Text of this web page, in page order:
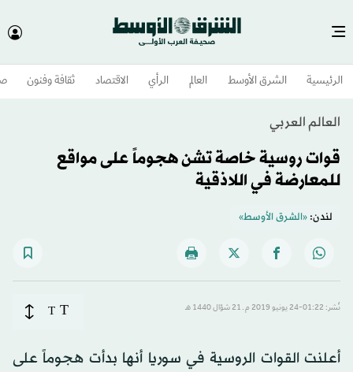
الرئيسية الشرق الأوسط​ العالم الرأي الاقتصاد ثقافة وفنون
العالم العربي
قوات روسية خاصة تشن هجوماً على مواقع
للمعارضة في اللاذقية
لندن:«الشرق الأوسط»
نُشر: 01:22-24 يونيو 2019 م ـ 21 شوّال 1440 هـ T
T
أعلنت القوات الروسية في سوريا أنها بدأت هجوماً على